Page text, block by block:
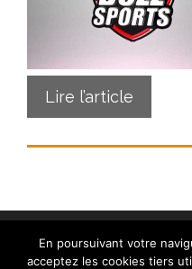
Lire l’article
En poursuivant votre
acceptez les cookies tiers